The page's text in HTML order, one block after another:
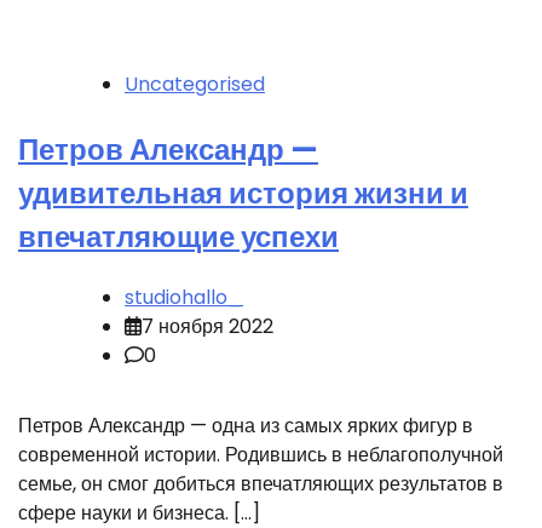
Uncategorised
Петров Александр —
удивительная история жизни и
впечатляющие успехи
studiohallo_
7 ноября 2022
0
Петров Александр — одна из самых ярких фигур в
современной истории. Родившись в неблагополучной
семье, он смог добиться впечатляющих результатов в
сфере науки и бизнеса. […]